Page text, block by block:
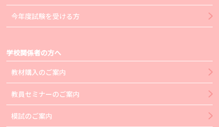
今年度試験を受ける方
学校関係者の方へ
教材購入のご案内
教員セミナーのご案内
模試のご案内